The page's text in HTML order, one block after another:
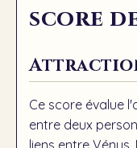
score
Ce score évalue
entre deux
liens entre Vénus